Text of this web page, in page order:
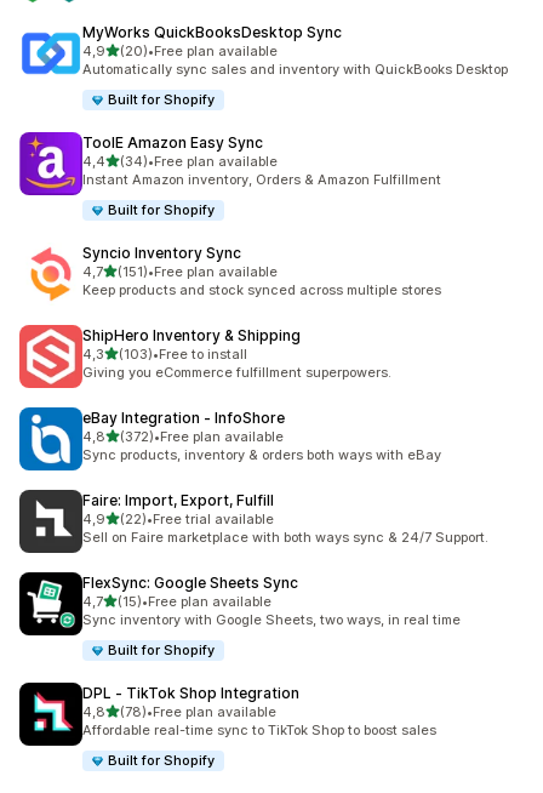
MyWorks QuickBooksDesktop Sync
4,9/ 5 tähteä
(20)
20 arvostelua yhteensä
•Free plan available
Automatically sync sales and inventory with QuickBooks Desktop
Built for Shopify
ToolE Amazon Easy Sync
4,4/ 5 tähteä
(34)
34 arvostelua yhteensä
•Free plan available
Instant Amazon inventory, Orders & Amazon Fulfillment
Built for Shopify
Syncio Inventory Sync
4,7/ 5 tähteä
(151)
151 arvostelua yhteensä
•Free plan available
Keep products and stock synced across multiple stores
ShipHero Inventory & Shipping
4,3/ 5 tähteä
(103)
103 arvostelua yhteensä
•Free to install
Giving you eCommerce fulfillment superpowers.
eBay Integration ‑ InfoShore
4,8/ 5 tähteä
(372)
372 arvostelua yhteensä
•Free plan available
Sync products, inventory & orders both ways with eBay
Faire: Import, Export, Fulfill
4,9/ 5 tähteä
(22)
22 arvostelua yhteensä
•Free trial available
Sell on Faire marketplace with both ways sync & 24/7 Support.
FlexSync: Google Sheets Sync
4,7/ 5 tähteä
(15)
15 arvostelua yhteensä
•Free plan available
Sync inventory with Google Sheets, two ways, in real time
Built for Shopify
DPL ‑ TikTok Shop Integration
4,8/ 5 tähteä
(78)
78 arvostelua yhteensä
•Free plan available
Affordable real-time sync to TikTok Shop to boost sales
Built for Shopify